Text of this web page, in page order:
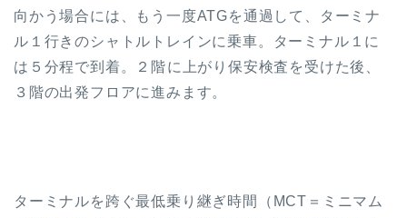
向かう場合には、もう一度ATGを通過して、ターミナ
ル１行きのシャトルトレインに乗車。ターミナル１に
は５分程で到着。２階に上がり保安検査を受けた後、
３階の出発フロアに進みます。
ターミナルを跨ぐ最低乗り継ぎ時間（MCT＝ミニマム